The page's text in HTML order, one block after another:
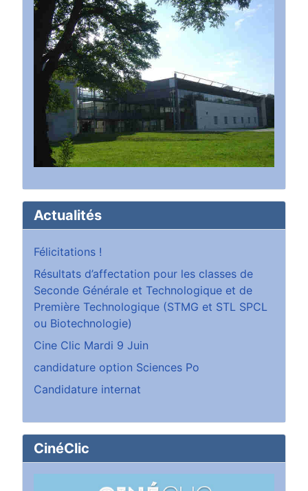
Actualités
Félicitations !
Résultats d’affectation pour les classes de
Seconde Générale et Technologique et de
Première Technologique (STMG et STL SPCL
ou Biotechnologie)
Cine Clic Mardi 9 Juin
candidature option Sciences Po
Candidature internat
CinéClic